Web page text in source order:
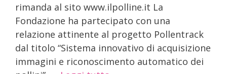
rimanda al sito www.ilpolline.it La
Fondazione ha partecipato con una
relazione attinente al progetto Pollentrack
dal titolo “Sistema innovativo di acquisizione
immagini e riconoscimento automatico dei